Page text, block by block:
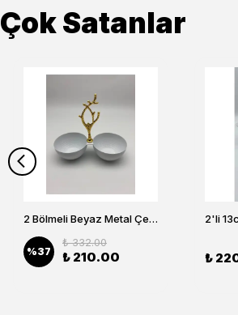
Çok Satanlar
2 Bölmeli Beyaz Metal Çerezlik, Altın Dallı Çerez Tabağı
%37
₺ 332.00
₺ 210.00 ₺